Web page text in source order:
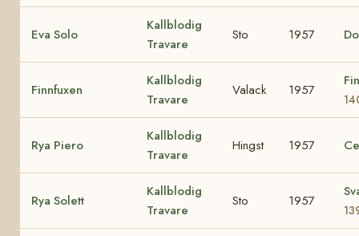
Eva Solo
Kallblodig
Travare
Sto 1957
Finnfuxen
Kallblodig
Travare
Valack 1957
Rya Piero
Kallblodig
Travare
Hingst 1957
Rya Solett
Kallblodig
Travare
Sto 1957